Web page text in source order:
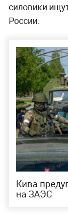
силовики
России.
Кива
на ЗАЭС